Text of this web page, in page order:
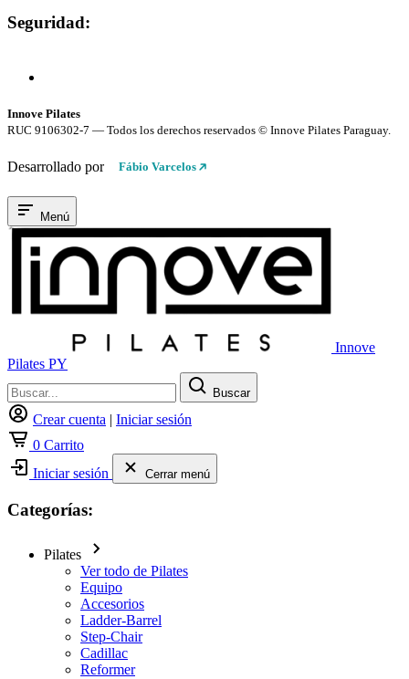
Seguridad:
Innove Pilates
RUC 9106302-7 — Todos los derechos reservados © Innove Pilates Paraguay.
Desarrollado por Fábio Varcelos
Menú
Innove
Pilates PY
Buscar
Crear cuenta | Iniciar sesión
0 Carrito
Iniciar sesión
Cerrar menú
Categorías:
Pilates
Ver todo de Pilates
Equipo
Accesorios
Ladder-Barrel
Step-Chair
Cadillac
Reformer